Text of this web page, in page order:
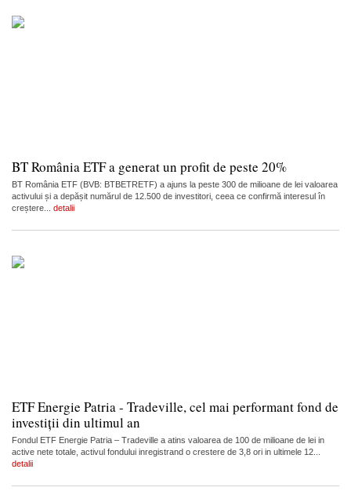
BT România ETF a generat un profit de peste 20%
BT România ETF (BVB: BTBETRETF) a ajuns la peste 300 de milioane de lei valoarea
activului și a depășit numărul de 12.500 de investitori, ceea ce confirmă interesul în
creștere... detalii
ETF Energie Patria - Tradeville, cel mai performant fond de
investiții din ultimul an
Fondul ETF Energie Patria – Tradeville a atins valoarea de 100 de milioane de lei in
active nete totale, activul fondului inregistrand o crestere de 3,8 ori in ultimele 12...
detalii